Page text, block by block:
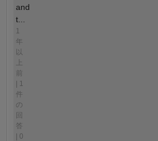
and
t...
1
年
以
前
| 1
件
の
回
答
| 0